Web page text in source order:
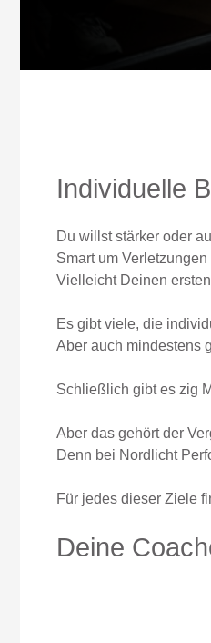
Individuelle
Du willst stärker oder
Smart um
Vielleicht Deinen
Es gibt viele, die
Aber auch mindestens
Schließlich gibt es zig
Aber das gehört der
Denn bei Nordlicht
Für jedes dieser Ziele
Deine